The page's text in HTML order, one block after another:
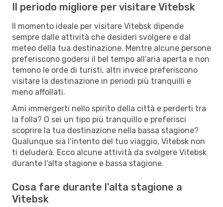
Il periodo migliore per visitare Vitebsk
Il momento ideale per visitare Vitebsk dipende
sempre dalle attività che desideri svolgere e dal
meteo della tua destinazione. Mentre alcune persone
preferiscono godersi il bel tempo all’aria aperta e non
temono le orde di turisti, altri invece preferiscono
visitare la destinazione in periodi più tranquilli e
meno affollati.
Ami immergerti nello spirito della città e perderti tra
la folla? O sei un tipo più tranquillo e preferisci
scoprire la tua destinazione nella bassa stagione?
Qualunque sia l’intento del tuo viaggio, Vitebsk non
ti deluderà. Ecco alcune attività da svolgere Vitebsk
durante l’alta stagione e bassa stagione.
Cosa fare durante l'alta stagione a
Vitebsk